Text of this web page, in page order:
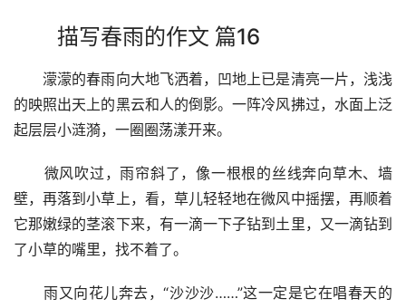
描写春雨的作文 篇16
濛濛的春雨向大地飞洒着，凹地上已是清亮一片，浅浅
的映照出天上的黑云和人的倒影。一阵冷风拂过，水面上泛
起层层小涟漪，一圈圈荡漾开来。
微风吹过，雨帘斜了，像一根根的丝线奔向草木、墙
壁，再落到小草上，看，草儿轻轻地在微风中摇摆，再顺着
它那嫩绿的茎滚下来，有一滴一下子钻到土里，又一滴钻到
了小草的嘴里，找不着了。
雨又向花儿奔去，“沙沙沙……”这一定是它在唱春天的